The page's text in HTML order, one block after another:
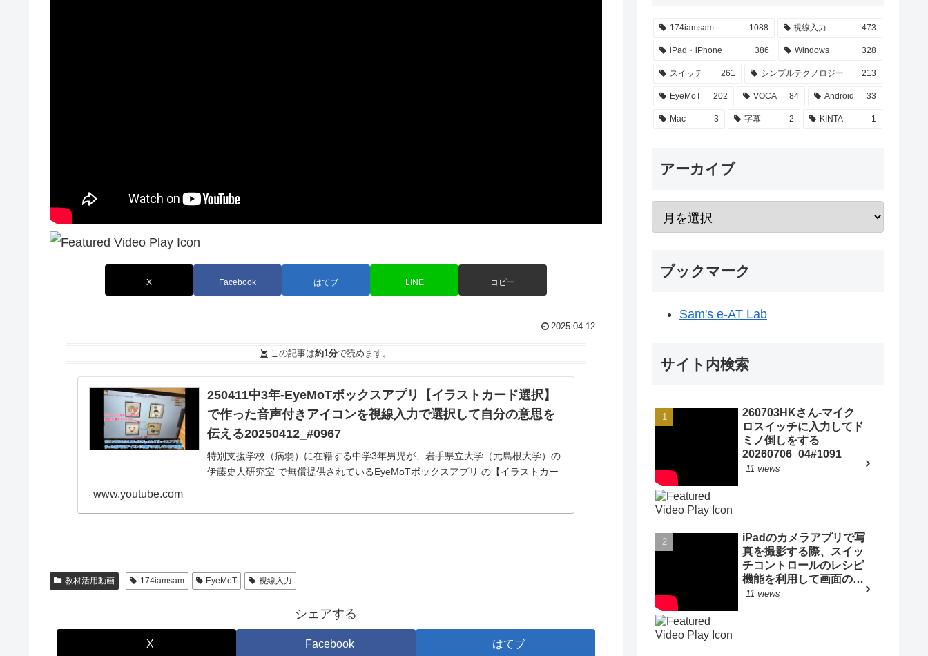
X Facebook はてブ LINE コピー
2025.04.12
この記事は約1分で読めます。
250411中3年-EyeMoTボックスアプリ【イラストカード選択】
で作った音声付きアイコンを視線入力で選択して自分の意思を
伝える20250412_#0967
特別支援学校（病弱）に在籍する中学3年男児が、岩手県立大学（元島根大学）の
伊藤史人研究室 で無償提供されているEyeMoTボックスアプリ の【イラストカー
www.youtube.com
教材活用動画 174iamsam EyeMoT 視線入力
シェアする
X Facebook はてブ
174iamsam 1088 視線入力 473
iPad・iPhone 386 Windows 328
スイッチ 261 シンプルテクノロジー 213
EyeMoT 202 VOCA 84 Android 33
Mac 3 字幕 2 KINTA 1
アーカイブ
ブックマーク
Sam's e-AT Lab
サイト内検索
260703HKさん-マイク
ロスイッチに入力してド
ミノ倒しをする
20260706_04#1091
11 views
iPadのカメラアプリで写
真を撮影する際、スイッ
チコントロールのレシピ
機能を利用して画面のど
こをタップしてもシャッ
11 views